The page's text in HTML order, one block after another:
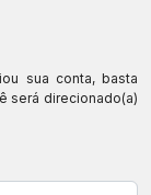
sua conta, basta
será direcionado(a)